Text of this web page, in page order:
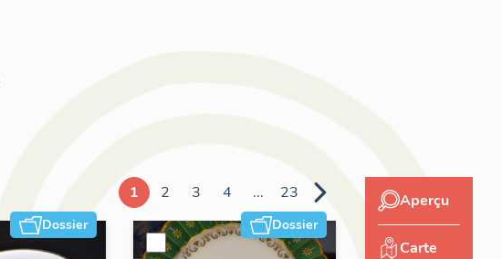
1 2 3 4 ... 23
Dossier Dossier
Aperçu
Carte